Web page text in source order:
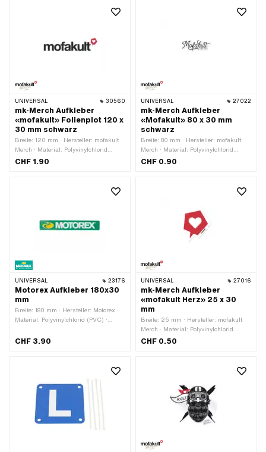
UNIVERSAL 30560
mk-Merch Aufkleber
«mofakult» Folienplot 120 x
30 mm schwarz
Breite: 120 mm · Hersteller: mofakult
Merch · Material: Polyvinylchlorid
(PVC) · Verwendungsort: Universal ·
CHF 1.90
UNIVERSAL 27022
mk-Merch Aufkleber
«Mofakult» 80 x 30 mm
schwarz
Breite: 80 mm · Hersteller: mofakult
Merch · Material: Polyvinylchlorid
(PVC) · Verwendungsort: Universal ·
CHF 0.90
UNIVERSAL 23176
Motorex Aufkleber 180x30
mm
Breite: 180 mm · Hersteller: Motorex ·
Material: Polyvinylchlorid (PVC) ·
Beschaffenheit Rückseite: Klebstoff ·
CHF 3.90
UNIVERSAL 27016
mk-Merch Aufkleber
«mofakult Herz» 25 x 30
mm
Breite: 25 mm · Hersteller: mofakult
Merch · Material: Polyvinylchlorid
(PVC) · Verwendungsort: Universal ·
CHF 0.50